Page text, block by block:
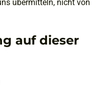
übermitteln, nicht von
auf dieser